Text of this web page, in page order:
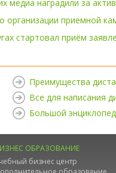
медиа наградили за
организации приемной
стартовал приём
Преимущества
Все для написания
Большой
ОБРАЗОВАНИЕ
бизнес центр